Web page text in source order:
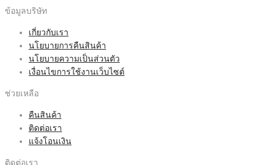
ข้อมูลบริษัท
เกี่ยวกับเรา
นโยบายการคืนสินค้า
นโยบายความเป็นส่วนตัว
เงื่อนไขการใช้งานเว็บไซต์
ช่วยเหลือ
คืนสินค้า
ติดต่อเรา
แจ้งโอนเงิน
ติดต่อเรา